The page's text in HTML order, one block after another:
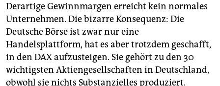
Derartige Gewinnmargen erreicht kein normales
Unternehmen. Die bizarre Konsequenz: Die
Deutsche Börse ist zwar nur eine
Handelsplattform, hat es aber trotzdem geschafft,
in den DAX aufzusteigen. Sie gehört zu den 30
wichtigsten Aktiengesellschaften in Deutschland,
obwohl sie nichts Substanzielles produziert.